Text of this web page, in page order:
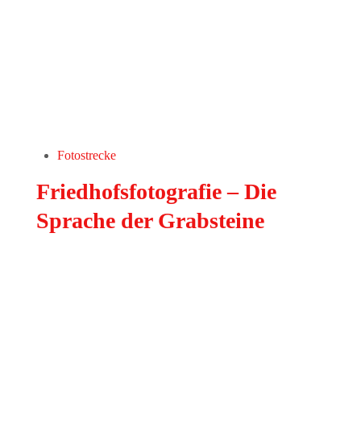
Fotostrecke
Friedhofsfotografie – Die
Sprache der Grabsteine